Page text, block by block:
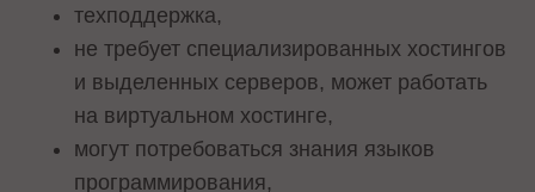
техподдержка,
не требует специализированных хостингов
и выделенных серверов, может работать
на виртуальном хостинге,
могут потребоваться знания языков
программирования,